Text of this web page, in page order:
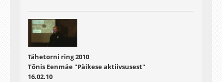
Tähetorni ring 2010
Tõnis Eenmäe "Päikese aktiivsusest"
16.02.10